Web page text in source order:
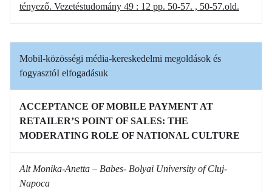
tényező. Vezetéstudomány 49 : 12 pp. 50-57. , 50-57.old.
Mobil-közösségi média-kereskedelmi megoldások és
fogyasztóI elfogadásuk
ACCEPTANCE OF MOBILE PAYMENT AT
RETAILER’S POINT OF SALES: THE
MODERATING ROLE OF NATIONAL CULTURE
Alt Monika-Anetta – Babes- Bolyai University of Cluj-
Napoca